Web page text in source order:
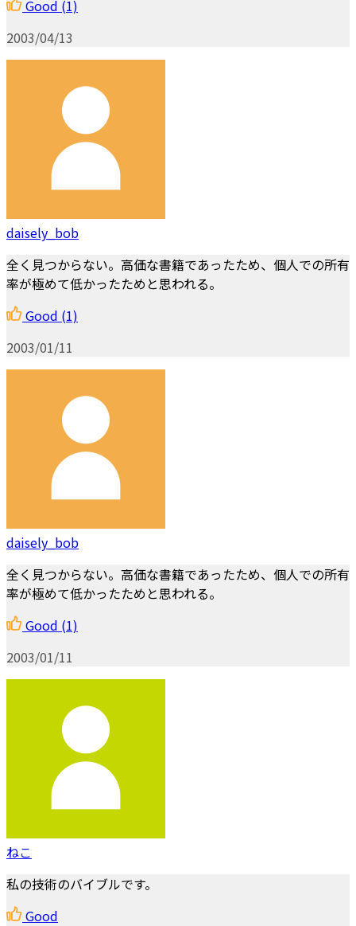
Good (1)
2003/04/13
daisely_bob
全く見つからない。高価な書籍であったため、個人での所有
率が極めて低かったためと思われる。
Good (1)
2003/01/11
daisely_bob
全く見つからない。高価な書籍であったため、個人での所有
率が極めて低かったためと思われる。
Good (1)
2003/01/11
ねこ
私の技術のバイブルです。
Good